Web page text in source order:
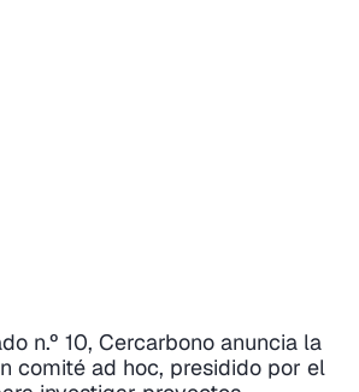
n.º 10, Cercarbono anuncia la
comité ad hoc, presidido por el